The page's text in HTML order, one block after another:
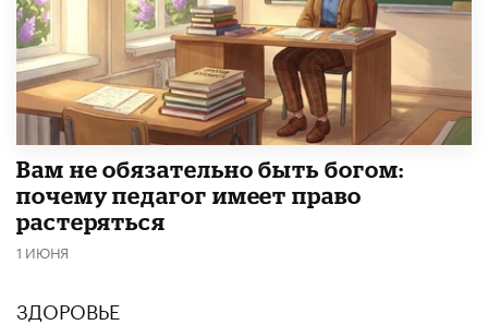
​Вам не обязательно быть богом:
почему педагог имеет право
растеряться
1 ИЮНЯ
ЗДОРОВЬЕ